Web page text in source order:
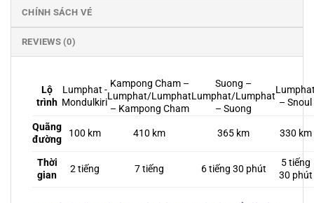
CHÍNH SÁCH VÉ
REVIEWS (0)
Lộ
trình
Lumphat -
Mondulkiri
Kampong Cham –
Lumphat/Lumphat
– Kampong Cham
Suong –
Lumphat/Lumphat
– Suong
– Snoul
Quãng
đường
100 km 410 km 365 km 330 km
Thời
gian
2 tiếng 7 tiếng 6 tiếng 30 phút
5 tiếng
30 phút